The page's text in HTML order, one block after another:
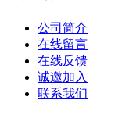
公司简介
在线留言
在线反馈
诚邀加入
联系我们